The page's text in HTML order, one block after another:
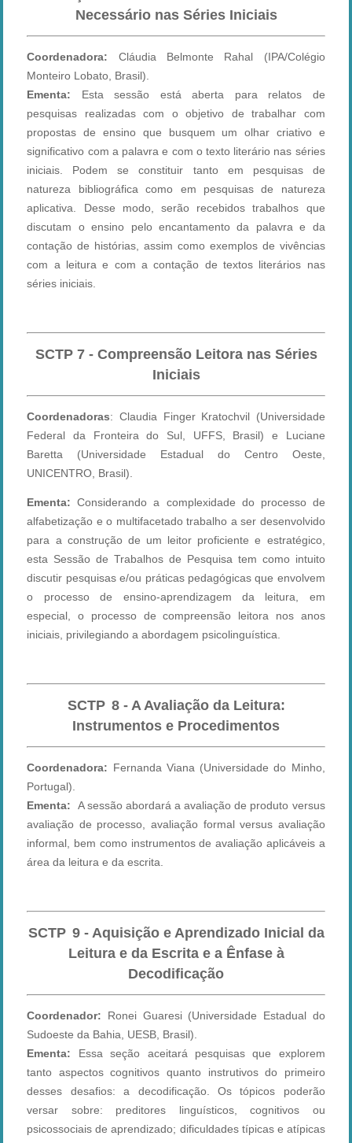
Necessário nas Séries Iniciais
Coordenadora: Cláudia Belmonte Rahal (IPA/Colégio
Monteiro Lobato, Brasil).
Ementa: Esta sessão está aberta para relatos de
pesquisas realizadas com o objetivo de trabalhar com
propostas de ensino que busquem um olhar criativo e
significativo com a palavra e com o texto literário nas séries
iniciais. Podem se constituir tanto em pesquisas de
natureza bibliográfica como em pesquisas de natureza
aplicativa. Desse modo, serão recebidos trabalhos que
discutam o ensino pelo encantamento da palavra e da
contação de histórias, assim como exemplos de vivências
com a leitura e com a contação de textos literários nas
séries iniciais.
SCTP 7 - Compreensão Leitora nas Séries
Iniciais
Coordenadoras: Claudia Finger Kratochvil (Universidade
Federal da Fronteira do Sul, UFFS, Brasil) e Luciane
Baretta (Universidade Estadual do Centro Oeste,
UNICENTRO, Brasil).
Ementa: Considerando a complexidade do processo de
alfabetização e o multifacetado trabalho a ser desenvolvido
para a construção de um leitor proficiente e estratégico,
esta Sessão de Trabalhos de Pesquisa tem como intuito
discutir pesquisas e/ou práticas pedagógicas que envolvem
o processo de ensino-aprendizagem da leitura, em
especial, o processo de compreensão leitora nos anos
iniciais, privilegiando a abordagem psicolinguística.
SCTP 8 - A Avaliação da Leitura:
Instrumentos e Procedimentos
Coordenadora: Fernanda Viana (Universidade do Minho,
Portugal).
Ementa:
A sessão abordará a avaliação de produto versus
avaliação de processo, avaliação formal versus avaliação
informal, bem como instrumentos de avaliação aplicáveis a
área da leitura e da escrita.
SCTP 9 - Aquisição e Aprendizado Inicial da
Leitura e da Escrita e a Ênfase à
Decodificação
Coordenador: Ronei Guaresi (Universidade Estadual do
Sudoeste da Bahia, UESB, Brasil).
Ementa: Essa seção aceitará pesquisas que explorem
tanto aspectos cognitivos quanto instrutivos do primeiro
desses desafios: a decodificação. Os tópicos poderão
versar sobre: preditores linguísticos, cognitivos ou
psicossociais de aprendizado; dificuldades típicas e atípicas